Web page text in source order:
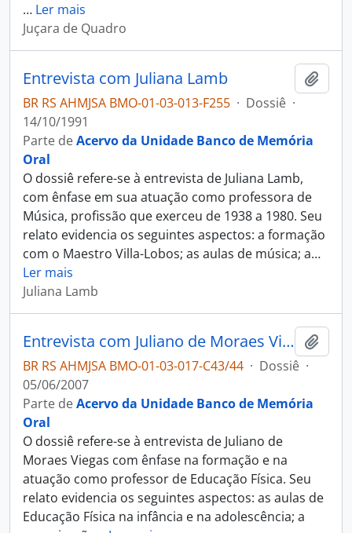
… Ler mais
Juçara de Quadro
Entrevista com Juliana Lamb
BR RS AHMJSA BMO-01-03-013-F255 · Dossiê ·
14/10/1991
Parte deAcervo da Unidade Banco de Memória
Oral
O dossiê refere-se à entrevista de Juliana Lamb,
com ênfase em sua atuação como professora de
Música, profissão que exerceu de 1938 a 1980. Seu
relato evidencia os seguintes aspectos: a formação
com o Maestro Villa-Lobos; as aulas de música; a…
Ler mais
Juliana Lamb
Entrevista com Juliano de Moraes Viegas
BR RS AHMJSA BMO-01-03-017-C43/44 · Dossiê ·
05/06/2007
Parte deAcervo da Unidade Banco de Memória
Oral
O dossiê refere-se à entrevista de Juliano de
Moraes Viegas com ênfase na formação e na
atuação como professor de Educação Física. Seu
relato evidencia os seguintes aspectos: as aulas de
Educação Física na infância e na adolescência; a